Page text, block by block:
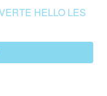
HELLO LES